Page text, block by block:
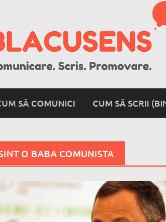
SĂ COMUNICI CUM SĂ SCRII
O BABA COMUNISTA